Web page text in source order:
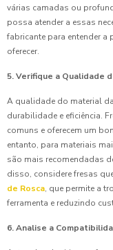
várias camadas ou
possa atender a essas
fabricante para entender
oferecer.
5. Verifique a Qualidade
A qualidade do material
durabilidade e eficiência.
comuns e oferecem um
entanto, para materiais
são mais recomendadas
disso, considere fresas
de Rosca, que permite a
ferramenta e reduzindo
6. Analise a